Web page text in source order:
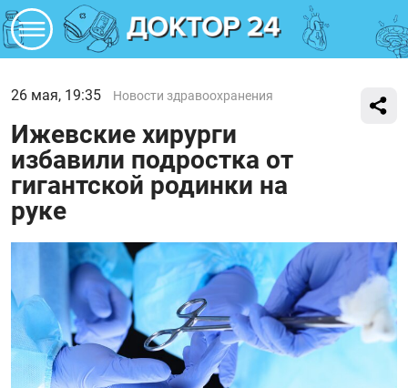
26 мая, 19:35 Новости здравоохранения
Ижевские хирурги
избавили подростка от
гигантской родинки на
руке